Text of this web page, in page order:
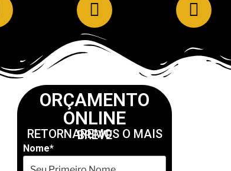
ORÇAMENTO
ONLINE
RETORNAREMOS O MAIS BREVE
Nome*